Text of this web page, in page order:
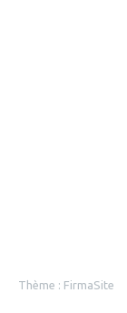
Thème : FirmaSite